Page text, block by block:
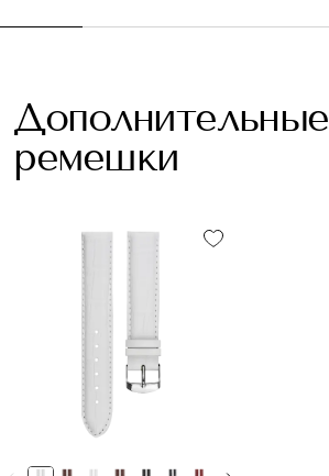
Дополнительные
ремешки